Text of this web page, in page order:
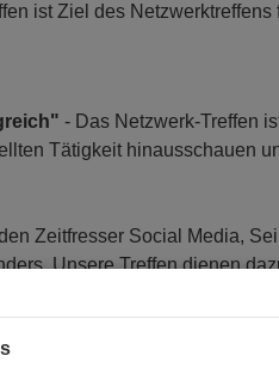
ist Ziel des
- Das Netzwerk-Treffen
Tätigkeit hinausschauen
Zeitfresser Social Media,
Unsere Treffen dienen
"Spotlight" – das ist ein
des jeweiligen Treffens unter
erforderlich. Da es beim